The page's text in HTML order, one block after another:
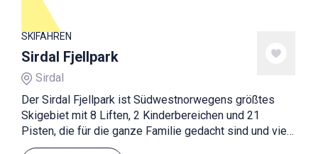
SKIFAHREN
Sirdal Fjellpark
Sirdal
Der Sirdal Fjellpark ist Südwestnorwegens größtes
Skigebiet mit 8 Liften, 2 Kinderbereichen und 21
Pisten, die für die ganze Familie gedacht sind und viel
Spaß bieten.